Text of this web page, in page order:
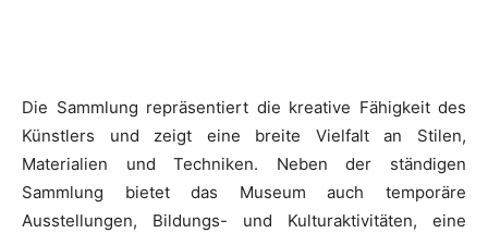
Die Sammlung repräsentiert die kreative Fähigkeit des
Künstlers und zeigt eine breite Vielfalt an Stilen,
Materialien und Techniken. Neben der ständigen
Sammlung bietet das Museum auch temporäre
Ausstellungen, Bildungs- und Kulturaktivitäten, eine